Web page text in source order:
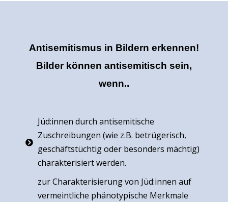
Antisemitismus in Bildern erkennen!
Bilder können antisemitisch sein,
wenn..
Jüd:innen durch antisemitische
Zuschreibungen (wie z.B. betrügerisch,
geschäftstüchtig oder besonders mächtig)
charakterisiert werden.
zur Charakterisierung von Jüd:innen auf
vermeintliche phänotypische Merkmale